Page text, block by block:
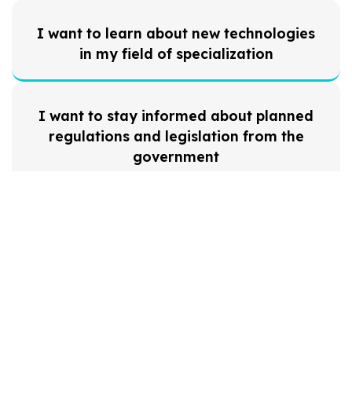
I want to learn about new technologies
in my field of specialization
I want to stay informed about planned
regulations and legislation from the
government